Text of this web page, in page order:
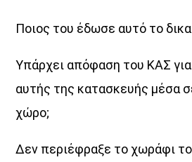
UPCOMING SHOWS
10:00
Ποιος του έδωσε αυτό το
Υπάρχει απόφαση του ΚΑΣ
αυτής της κατασκευής μέσα
χώρο;
Δεν περιέφραξε το χωράφι